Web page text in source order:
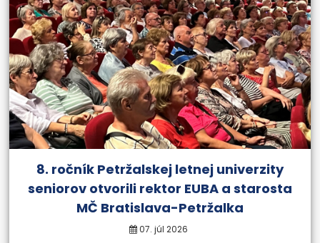
8. ročník Petržalskej letnej univerzity
seniorov otvorili rektor EUBA a starosta
MČ Bratislava-Petržalka
07. júl 2026